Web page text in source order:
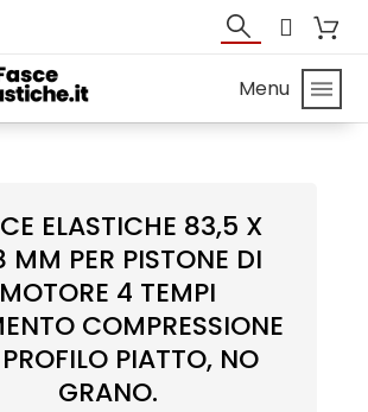
Menu
ELASTICHE 83,5 X
MM PER PISTONE DI
MOTORE 4 TEMPI
COMPRESSIONE
PIATTO, NO
GRANO.